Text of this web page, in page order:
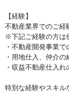
【経験】
不動産業界でのご経
※下記ご経験の方は
・不動産開発事業で
・用地仕入、仲介の
・収益不動産仕入れ
特別な経験やスキル